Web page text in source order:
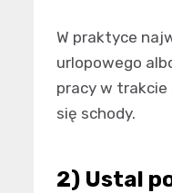
W praktyce
urlopowego
pracy w
się schody.
2) Ustal